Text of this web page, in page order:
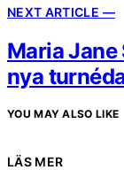
NEXT ARTICLE —
Maria
nya
YOU MAY ALSO LIKE
LÄS MER